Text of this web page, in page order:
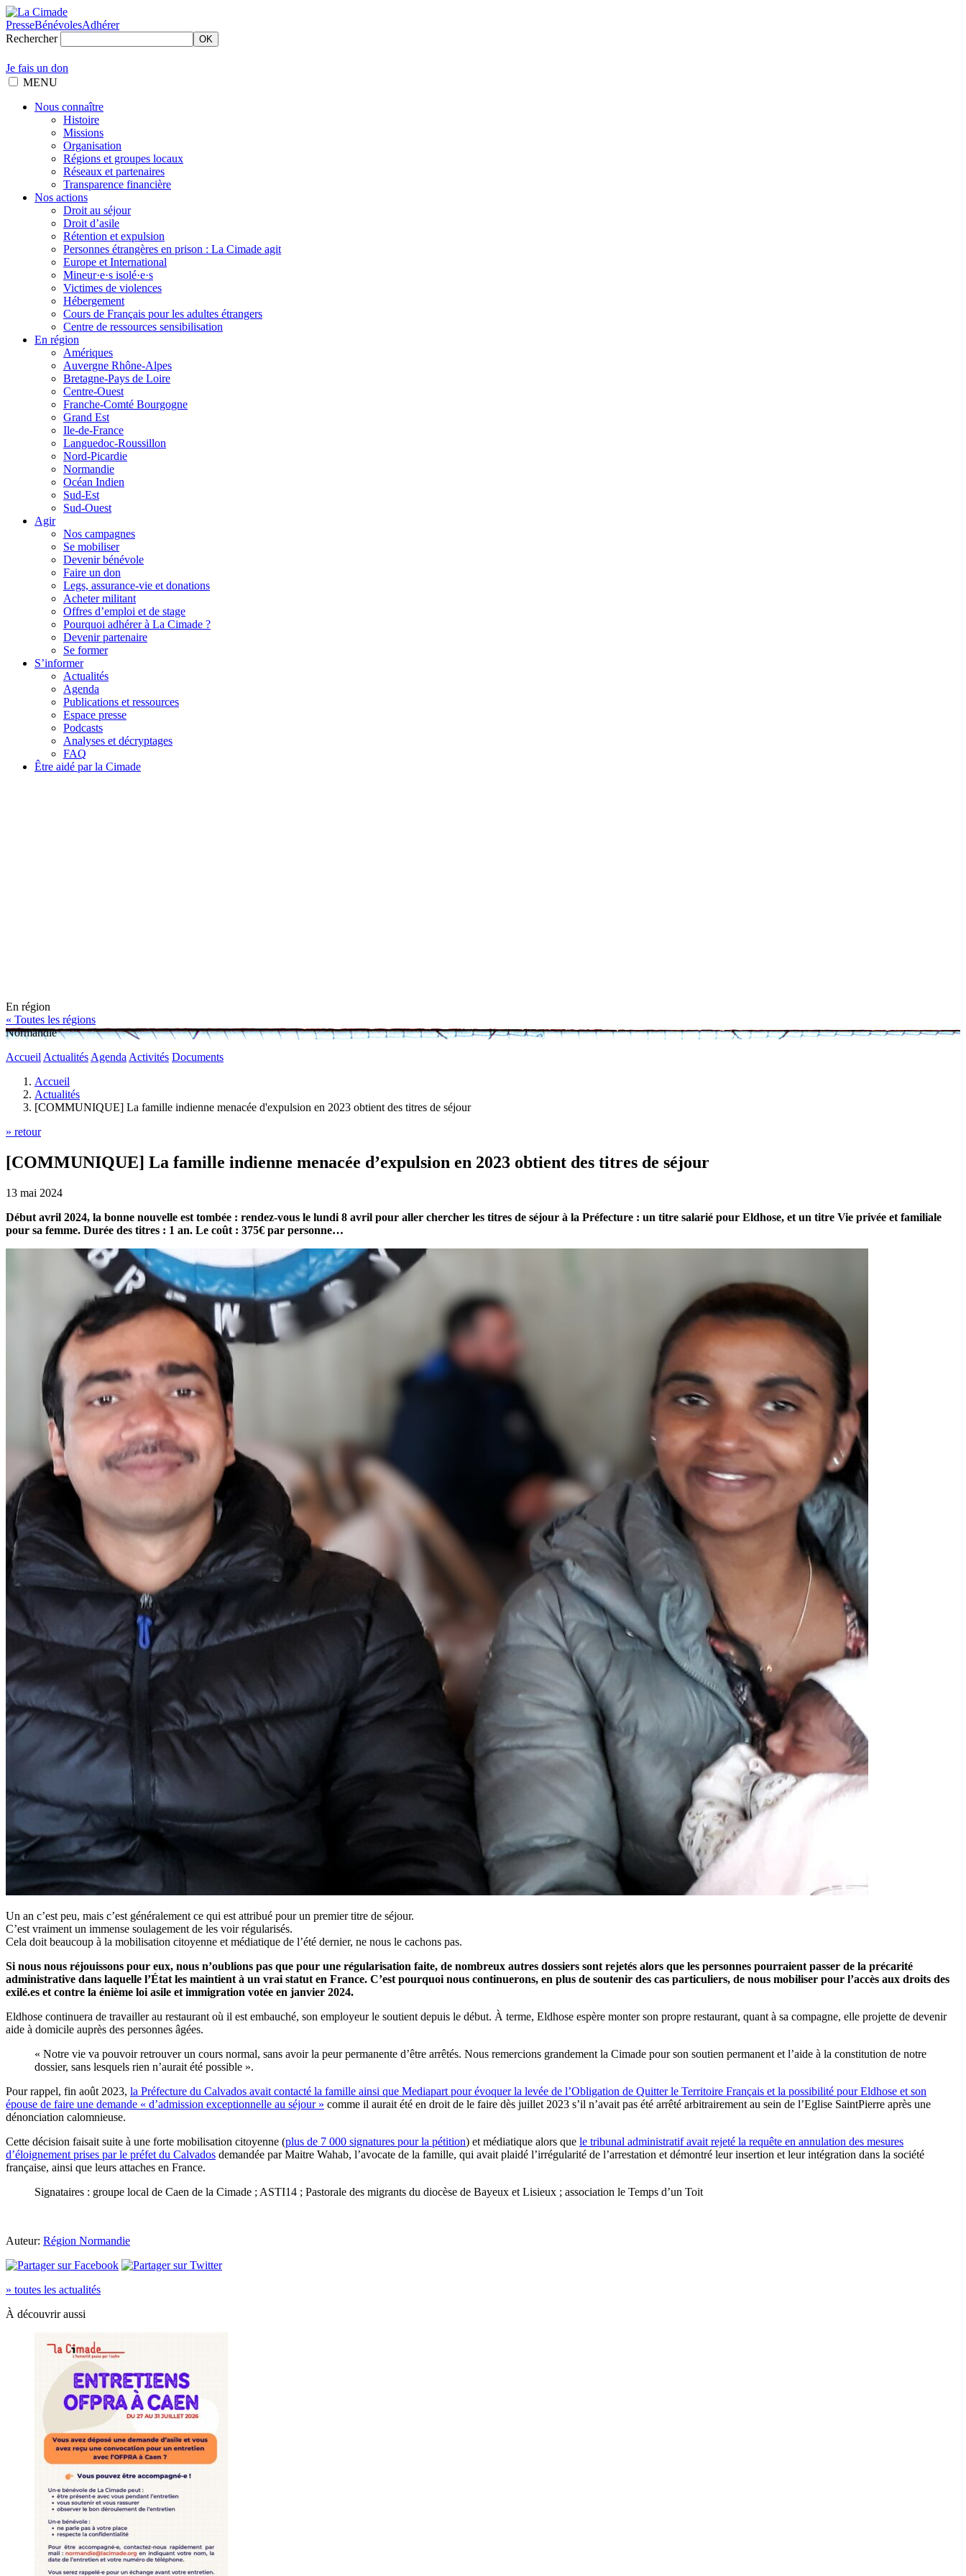
PresseBénévolesAdhérer
Rechercher
OK
Je fais un don
MENU
Nous connaître
Histoire
Missions
Organisation
Régions et groupes locaux
Réseaux et partenaires
Transparence financière
Nos actions
Droit au séjour
Droit d’asile
Rétention et expulsion
Personnes étrangères en prison : La Cimade agit
Europe et International
Mineur·e·s isolé·e·s
Victimes de violences
Hébergement
Cours de Français pour les adultes étrangers
Centre de ressources sensibilisation
En région
Amériques
Auvergne Rhône-Alpes
Bretagne-Pays de Loire
Centre-Ouest
Franche-Comté Bourgogne
Grand Est
Ile-de-France
Languedoc-Roussillon
Nord-Picardie
Normandie
Océan Indien
Sud-Est
Sud-Ouest
Agir
Nos campagnes
Se mobiliser
Devenir bénévole
Faire un don
Legs, assurance-vie et donations
Acheter militant
Offres d’emploi et de stage
Pourquoi adhérer à La Cimade ?
Devenir partenaire
Se former
S’informer
Actualités
Agenda
Publications et ressources
Espace presse
Podcasts
Analyses et décryptages
FAQ
Être aidé par la Cimade
En région
« Toutes les régions
Normandie
Accueil Actualités Agenda Activités Documents
Accueil
Actualités
[COMMUNIQUE] La famille indienne menacée d'expulsion en 2023 obtient des titres de séjour
» retour
[COMMUNIQUE] La famille indienne menacée d’expulsion en 2023 obtient des titres de séjour
13 mai 2024
Début avril 2024, la bonne nouvelle est tombée : rendez-vous le lundi 8 avril pour aller chercher les titres de séjour à la Préfecture : un titre salarié pour Eldhose, et un titre Vie privée et familiale
pour sa femme. Durée des titres : 1 an. Le coût : 375€ par personne…
Un an c’est peu, mais c’est généralement ce qui est attribué pour un premier titre de séjour.
C’est vraiment un immense soulagement de les voir régularisés.
Cela doit beaucoup à la mobilisation citoyenne et médiatique de l’été dernier, ne nous le cachons pas.
Si nous nous réjouissons pour eux, nous n’oublions pas que pour une régularisation faite, de nombreux autres dossiers sont rejetés alors que les personnes pourraient passer de la précarité
administrative dans laquelle l’État les maintient à un vrai statut en France. C’est pourquoi nous continuerons, en plus de soutenir des cas particuliers, de nous mobiliser pour l’accès aux droits des
exilé.es et contre la énième loi asile et immigration votée en janvier 2024.
Eldhose continuera de travailler au restaurant où il est embauché, son employeur le soutient depuis le début. À terme, Eldhose espère monter son propre restaurant, quant à sa compagne, elle projette de devenir
aide à domicile auprès des personnes âgées.
« Notre vie va pouvoir retrouver un cours normal, sans avoir la peur permanente d’être arrêtés. Nous remercions grandement la Cimade pour son soutien permanent et l’aide à la constitution de notre
dossier, sans lesquels rien n’aurait été possible ».
Pour rappel, fin août 2023, la Préfecture du Calvados avait contacté la famille ainsi que Mediapart pour évoquer la levée de l’Obligation de Quitter le Territoire Français et la possibilité pour Eldhose et son
épouse de faire une demande « d’admission exceptionnelle au séjour » comme il aurait été en droit de le faire dès juillet 2023 s’il n’avait pas été arrêté arbitrairement au sein de l’Eglise SaintPierre après une
dénonciation calomnieuse.
Cette décision faisait suite à une forte mobilisation citoyenne (plus de 7 000 signatures pour la pétition) et médiatique alors que le tribunal administratif avait rejeté la requête en annulation des mesures
d’éloignement prises par le préfet du Calvados demandée par Maitre Wahab, l’avocate de la famille, qui avait plaidé l’irrégularité de l’arrestation et démontré leur insertion et leur intégration dans la société
française, ainsi que leurs attaches en France.
Signataires : groupe local de Caen de la Cimade ; ASTI14 ; Pastorale des migrants du diocèse de Bayeux et Lisieux ; association le Temps d’un Toit
Auteur: Région Normandie
» toutes les actualités
À découvrir aussi